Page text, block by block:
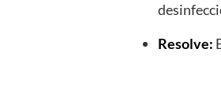
Resolve: